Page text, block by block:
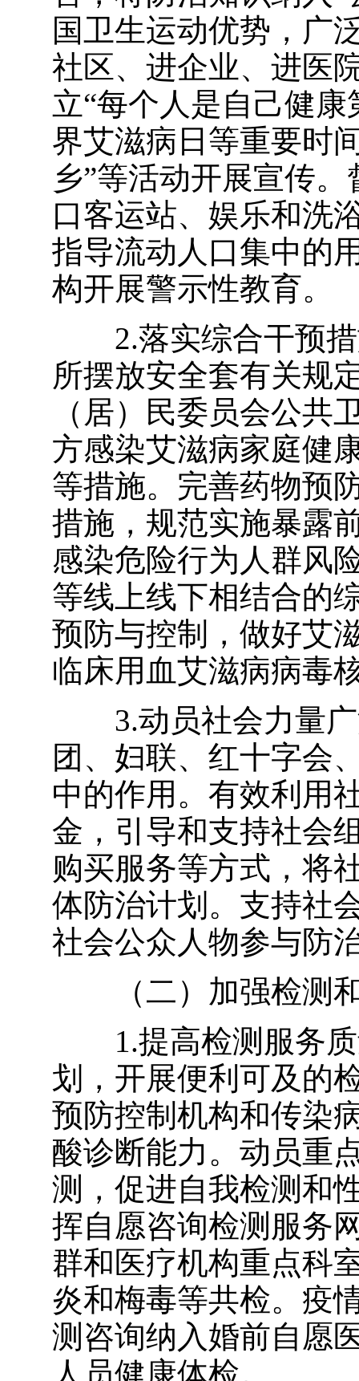
国卫生运动优势，广
社区、进企业、进医
立“每个人是自己健康
界艾滋病日等重要时
乡”等活动开展宣传
口客运站、娱乐和洗
指导流动人口集中的
构开展警示性教育。
2.落实综合干预
所摆放安全套有关规
（居）民委员会公共
方感染艾滋病家庭健
等措施。完善药物预
措施，规范实施暴露
感染危险行为人群风
等线上线下相结合的
预防与控制，做好艾
临床用血艾滋病病毒
3.动员社会力量
团、妇联、红十字会
中的作用。有效利用
金，引导和支持社会
购买服务等方式，将
体防治计划。支持社
社会公众人物参与防
（二）加强检测
1.提高检测服务
划，开展便利可及的
预防控制机构和传染
酸诊断能力。动员重
测，促进自我检测和
挥自愿咨询检测服务
群和医疗机构重点科
炎和梅毒等共检。疫
测咨询纳入婚前自愿
人员健康体检。